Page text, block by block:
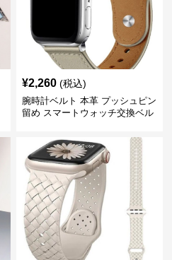
¥2,260 (税込)
腕時計ベルト 本革 プッシュピン
留め スマートウォッチ交換ベル